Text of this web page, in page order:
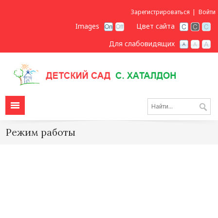
Зарегистрироваться Войти
Цвет сайта
Images
Для слабовидящих
Режим работы